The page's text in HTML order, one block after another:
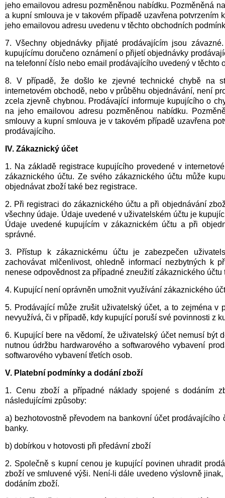
jeho emailovou adresu pozměněnou nabídku. Pozměněná
a kupní smlouva je v takovém případě uzavřena
jeho emailovou adresu uvedenu v těchto obchodních
7. Všechny objednávky přijaté prodávajícím jsou
kupujícímu doručeno oznámení o přijetí objednávky
na telefonní číslo nebo email prodávajícího uvedený v těchto
8. V případě, že došlo ke zjevné technické chybě na
internetovém obchodě, nebo v průběhu objednávání, není
zcela zjevně chybnou. Prodávající informuje kupujícího o
na jeho emailovou adresu pozměněnou nabídku.
smlouvy a kupní smlouva je v takovém případě uzavřena
prodávajícího.
IV. Zákaznický účet
1. Na základě registrace kupujícího provedené v
zákaznického účtu. Ze svého zákaznického účtu může
objednávat zboží také bez registrace.
2. Při registraci do zákaznického účtu a při objednávání
všechny údaje. Údaje uvedené v uživatelském účtu je
Údaje uvedené kupujícím v zákaznickém účtu a při
správné.
3. Přístup k zákaznickému účtu je zabezpečen
zachovávat mlčenlivost, ohledně informací nezbytných k
nenese odpovědnost za případné zneužití zákaznického účtu
4. Kupující není oprávněn umožnit využívání zákaznického
5. Prodávající může zrušit uživatelský účet, a to zejména v
nevyužívá, či v případě, kdy kupující poruší své povinnosti z
6. Kupující bere na vědomí, že uživatelský účet nemusí být
nutnou údržbu hardwarového a softwarového vybavení
softwarového vybavení třetích osob.
V. Platební podmínky a dodání zboží
1. Cenu zboží a případné náklady spojené s dodáním
následujícími způsoby:
a) bezhotovostně převodem na bankovní účet
banky.
b) dobírkou v hotovosti při předávní zboží
2. Společně s kupní cenou je kupující povinen uhradit
zboží ve smluvené výši. Není-li dále uvedeno výslovně
dodáním zboží.